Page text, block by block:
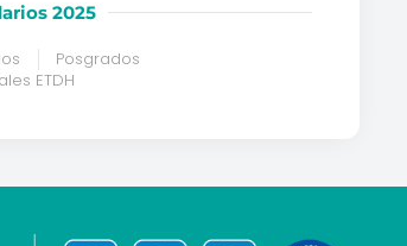
2025
Posgrados
ETDH